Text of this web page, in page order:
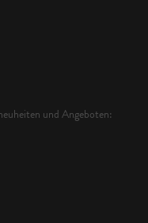
und Angeboten: